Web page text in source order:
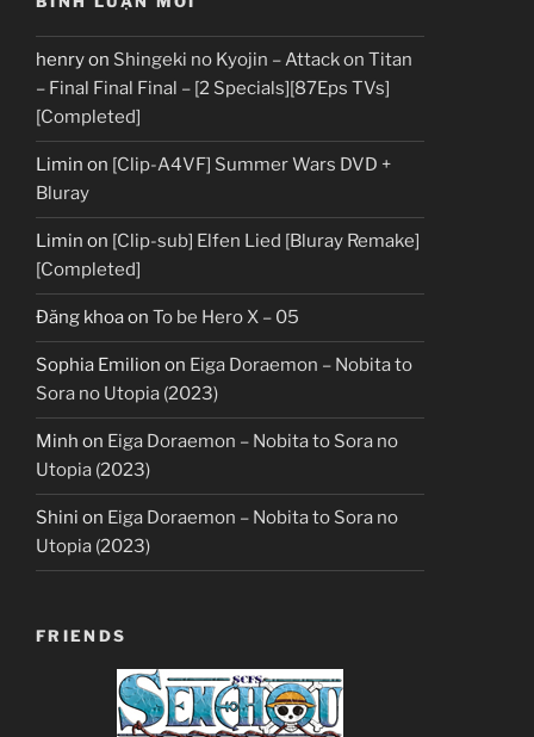
henryon Shingeki no Kyojin – Attack on Titan
– Final Final Final – [2 Specials][87Eps TVs]
[Completed]
Limin on [Clip-A4VF] Summer Wars DVD +
Bluray
Limin on [Clip-sub] Elfen Lied [Bluray Remake]
[Completed]
Đăng khoaon To be Hero X – 05
Sophia Emilion on Eiga Doraemon – Nobita to
Sora no Utopia (2023)
Minh on Eiga Doraemon – Nobita to Sora no
Utopia (2023)
Shini on Eiga Doraemon – Nobita to Sora no
Utopia (2023)
FRIENDS